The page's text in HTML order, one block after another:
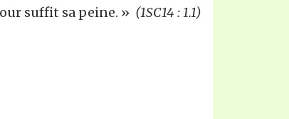
suffit sa peine. » (1SC14 : 1.1)